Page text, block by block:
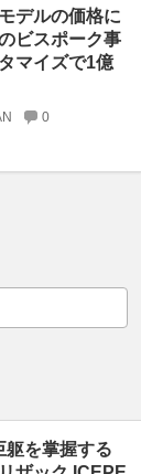
デルの価格に
ビスポーク事
マイズで1億
0
を掌握する